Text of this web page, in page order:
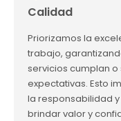
Calidad
Priorizamos la
trabajo,
servicios cumplan
expectativas. Esto
la responsabilidad
brindar valor y